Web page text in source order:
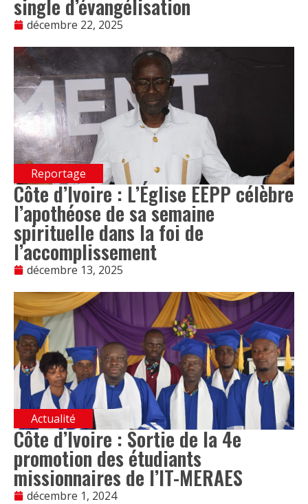
single d’évangélisation
décembre 22, 2025
Reportage
Côte d’Ivoire : L’Église EEPP célèbre
l’apothéose de sa semaine
spirituelle dans la foi de
l’accomplissement
décembre 13, 2025
Actualité
Côte d’Ivoire : Sortie de la 4e
promotion des étudiants
missionnaires de l’IT-MERAES
décembre 1, 2024